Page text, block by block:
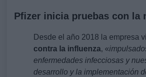
Pfizer inicia pruebas con la
Desde el año 2018 la empresa
contra la influenza, «
enfermedades infecciosas y
desarrollo y la implementación